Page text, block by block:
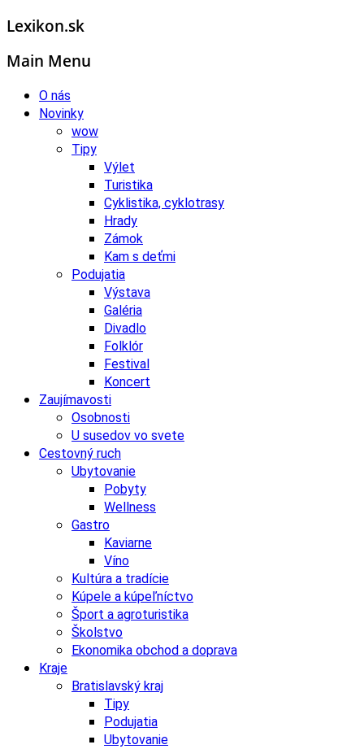
Lexikon.sk
Main Menu
O nás
Novinky
wow
Tipy
Výlet
Turistika
Cyklistika, cyklotrasy
Hrady
Zámok
Kam s deťmi
Podujatia
Výstava
Galéria
Divadlo
Folklór
Festival
Koncert
Zaujímavosti
Osobnosti
U susedov vo svete
Cestovný ruch
Ubytovanie
Pobyty
Wellness
Gastro
Kaviarne
Víno
Kultúra a tradície
Kúpele a kúpeľníctvo
Šport a agroturistika
Školstvo
Ekonomika obchod a doprava
Kraje
Bratislavský kraj
Tipy
Podujatia
Ubytovanie